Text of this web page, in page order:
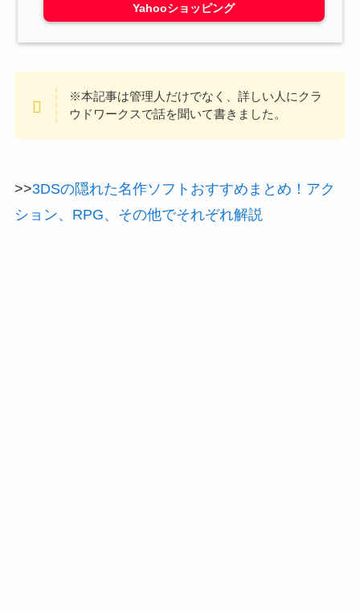
Yahooショッピング
※本記事は管理人だけでなく、詳しい人にクラ
ウドワークスで話を聞いて書きました。
>>3DSの隠れた名作ソフトおすすめまとめ！アク
ション、RPG、その他でそれぞれ解説